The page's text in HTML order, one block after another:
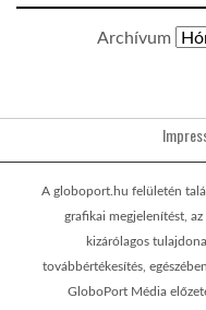
Archívum
A globoport.hu felületén
grafikai megjelenítést,
kizárólagos
továbbértékesítés,
GloboPort Média